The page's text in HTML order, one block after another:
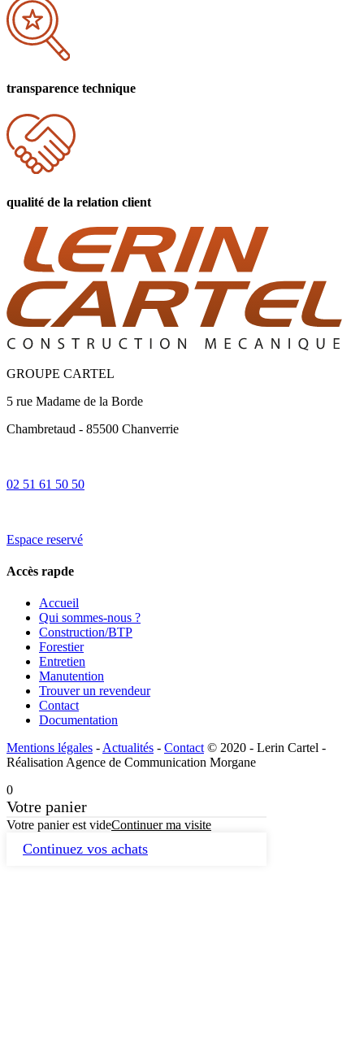
transparence technique
qualité de la relation client
GROUPE CARTEL
5 rue Madame de la Borde
Chambretaud - 85500 Chanverrie
02 51 61 50 50
Espace reservé
Accès rapde
Accueil
Qui sommes-nous ?
Construction/BTP
Forestier
Entretien
Manutention
Trouver un revendeur
Contact
Documentation
Mentions légales - Actualités - Contact © 2020 - Lerin Cartel -
Réalisation Agence de Communication Morgane
0
Votre panier
Votre panier est videContinuer ma visite
Continuez vos achats